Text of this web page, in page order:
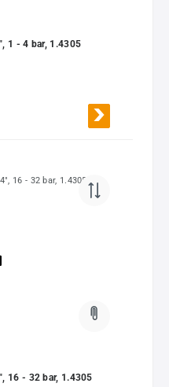
1 - 4 bar, 1.4305
16 - 32 bar, 1.4305